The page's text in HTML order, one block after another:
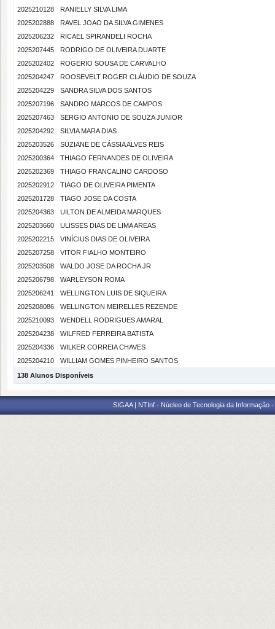
2025210128
RANIELLY SILVA LIMA
2025202888
RAVEL JOAO DA SILVA GIMENES
2025206232
RICAEL SPIRANDELI ROCHA
2025207445
RODRIGO DE OLIVEIRA DUARTE
2025202402
ROGERIO SOUSA DE CARVALHO
2025204247
ROOSEVELT ROGER CLÁUDIO DE SOUZA
2025204229
SANDRA SILVA DOS SANTOS
2025207196
SANDRO MARCOS DE CAMPOS
2025207463
SERGIO ANTONIO DE SOUZA JUNIOR
2025204292
SILVIA MARA DIAS
2025203526
SUZIANE DE CÁSSIA ALVES REIS
2025200364
THIAGO FERNANDES DE OLIVEIRA
2025202369
THIAGO FRANCALINO CARDOSO
2025202912
TIAGO DE OLIVEIRA PIMENTA
2025201728
TIAGO JOSE DA COSTA
2025204363
UILTON DE ALMEIDA MARQUES
2025203660
ULISSES DIAS DE LIMA AREAS
2025202215
VINÍCIUS DIAS DE OLIVEIRA
2025207258
VITOR FIALHO MONTEIRO
2025203508
WALDO JOSE DA ROCHA JR
2025206798
WARLEYSON ROMA
2025206241
WELLINGTON LUIS DE SIQUEIRA
2025208086
WELLINGTON MEIRELLES REZENDE
2025210093
WENDELL RODRIGUES AMARAL
2025204238
WILFRED FERREIRA BATISTA
2025204336
WILKER CORREIA CHAVES
2025204210
WILLIAM GOMES PINHEIRO SANTOS
138 Alunos Disponíveis
SIGAA | NTInf - Núcleo de Tecnologia da